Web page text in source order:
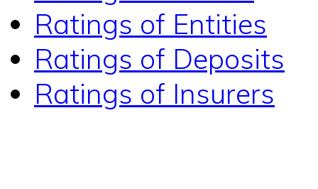
Ratings of Entities
Ratings of Deposits
Ratings of Insurers